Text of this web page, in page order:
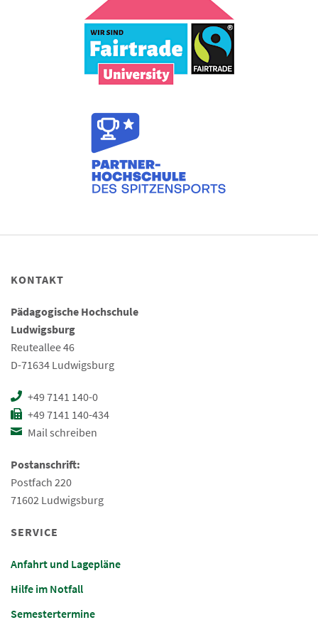
KONTAKT
Pädagogische Hochschule
Ludwigsburg
Reuteallee 46
D-71634 Ludwigsburg
+49 7141 140-0
+49 7141 140-434
Mail schreiben
Postanschrift:
Postfach 220
71602 Ludwigsburg
SERVICE
Anfahrt und Lagepläne
Hilfe im Notfall
Semestertermine